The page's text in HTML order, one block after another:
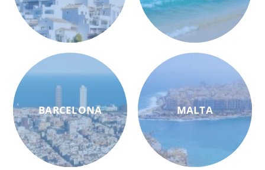
BARCELONA MALTA